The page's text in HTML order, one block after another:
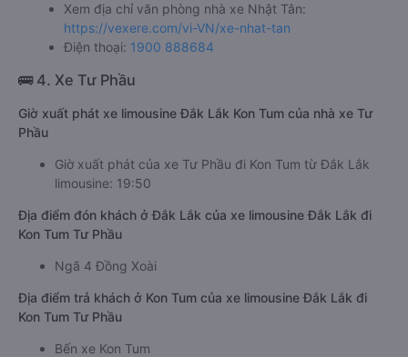
Xem địa chỉ văn phòng nhà xe Nhật Tân:
https://vexere.com/vi-VN/xe-nhat-tan
Điện thoại: 1900 888684
🚌 4. Xe Tư Phầu
Giờ xuất phát xe limousine Đắk Lắk Kon Tum của nhà xe Tư
Phầu
Giờ xuất phát của xe Tư Phầu đi Kon Tum từ Đắk Lắk
limousine: 19:50
Địa điểm đón khách ở Đắk Lắk của xe limousine Đắk Lắk đi
Kon Tum Tư Phầu
Ngã 4 Đồng Xoài
Địa điểm trả khách ở Kon Tum của xe limousine Đắk Lắk đi
Kon Tum Tư Phầu
Bến xe Kon Tum